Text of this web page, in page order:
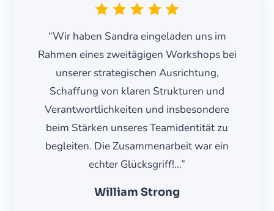
“Wir haben Sandra eingeladen uns im
Rahmen eines zweitägigen Workshops bei
unserer strategischen Ausrichtung,
Schaffung von klaren Strukturen und
Verantwortlichkeiten und insbesondere
beim Stärken unseres Teamidentität zu
begleiten. Die Zusammenarbeit war ein
echter Glücksgriff!…”
William Strong